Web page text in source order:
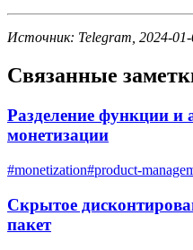
Источник: Telegram, 2024-
Связанные
Разделение функции и
монетизации
#monetization#product-
Скрытое
пакет